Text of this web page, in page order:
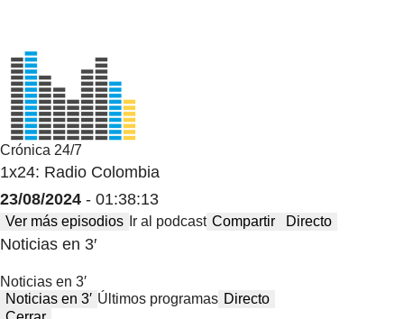
Crónica 24/7
1x24: Radio Colombia
23/08/2024 - 01:38:13
Ver más episodios Ir al podcast Compartir Directo
Noticias en 3′
Noticias en 3′
Noticias en 3′ Últimos programas Directo